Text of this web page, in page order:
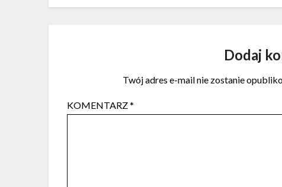
Dodaj
Twój adres e-mail nie zostanie
KOMENTARZ*